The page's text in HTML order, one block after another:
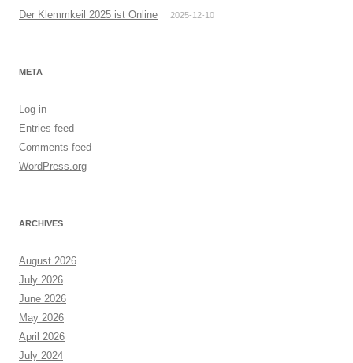
Der Klemmkeil 2025 ist Online 2025-12-10
META
Log in
Entries feed
Comments feed
WordPress.org
ARCHIVES
August 2026
July 2026
June 2026
May 2026
April 2026
July 2024